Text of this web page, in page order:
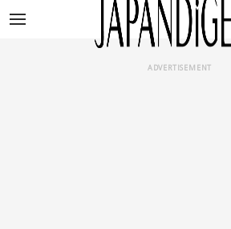
ADVERTISEMENT